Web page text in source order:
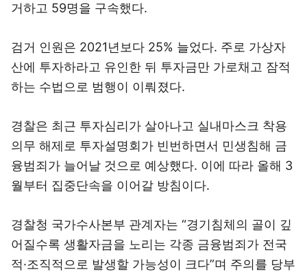
거하고 59명을 구속했다.
검거 인원은 2021년보다 25% 늘었다. 주로 가상자
산에 투자하라고 유인한 뒤 투자금만 가로채고 잠적
하는 수법으로 범행이 이뤄졌다.
경찰은 최근 투자심리가 살아나고 실내마스크 착용
의무 해제로 투자설명회가 빈번하면서 민생침해 금
융범죄가 늘어날 것으로 예상했다. 이에 따라 올해 3
월부터 집중단속을 이어갈 방침이다.
경찰청 국가수사본부 관계자는 “경기침체의 골이 깊
어질수록 생활자금을 노리는 각종 금융범죄가 전국
적·조직적으로 발생할 가능성이 크다”며 주의를 당부